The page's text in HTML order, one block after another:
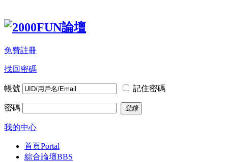
免費註冊
找回密碼
帳號 記住密碼
密碼 登錄
我的中心
首頁Portal
綜合論壇BBS